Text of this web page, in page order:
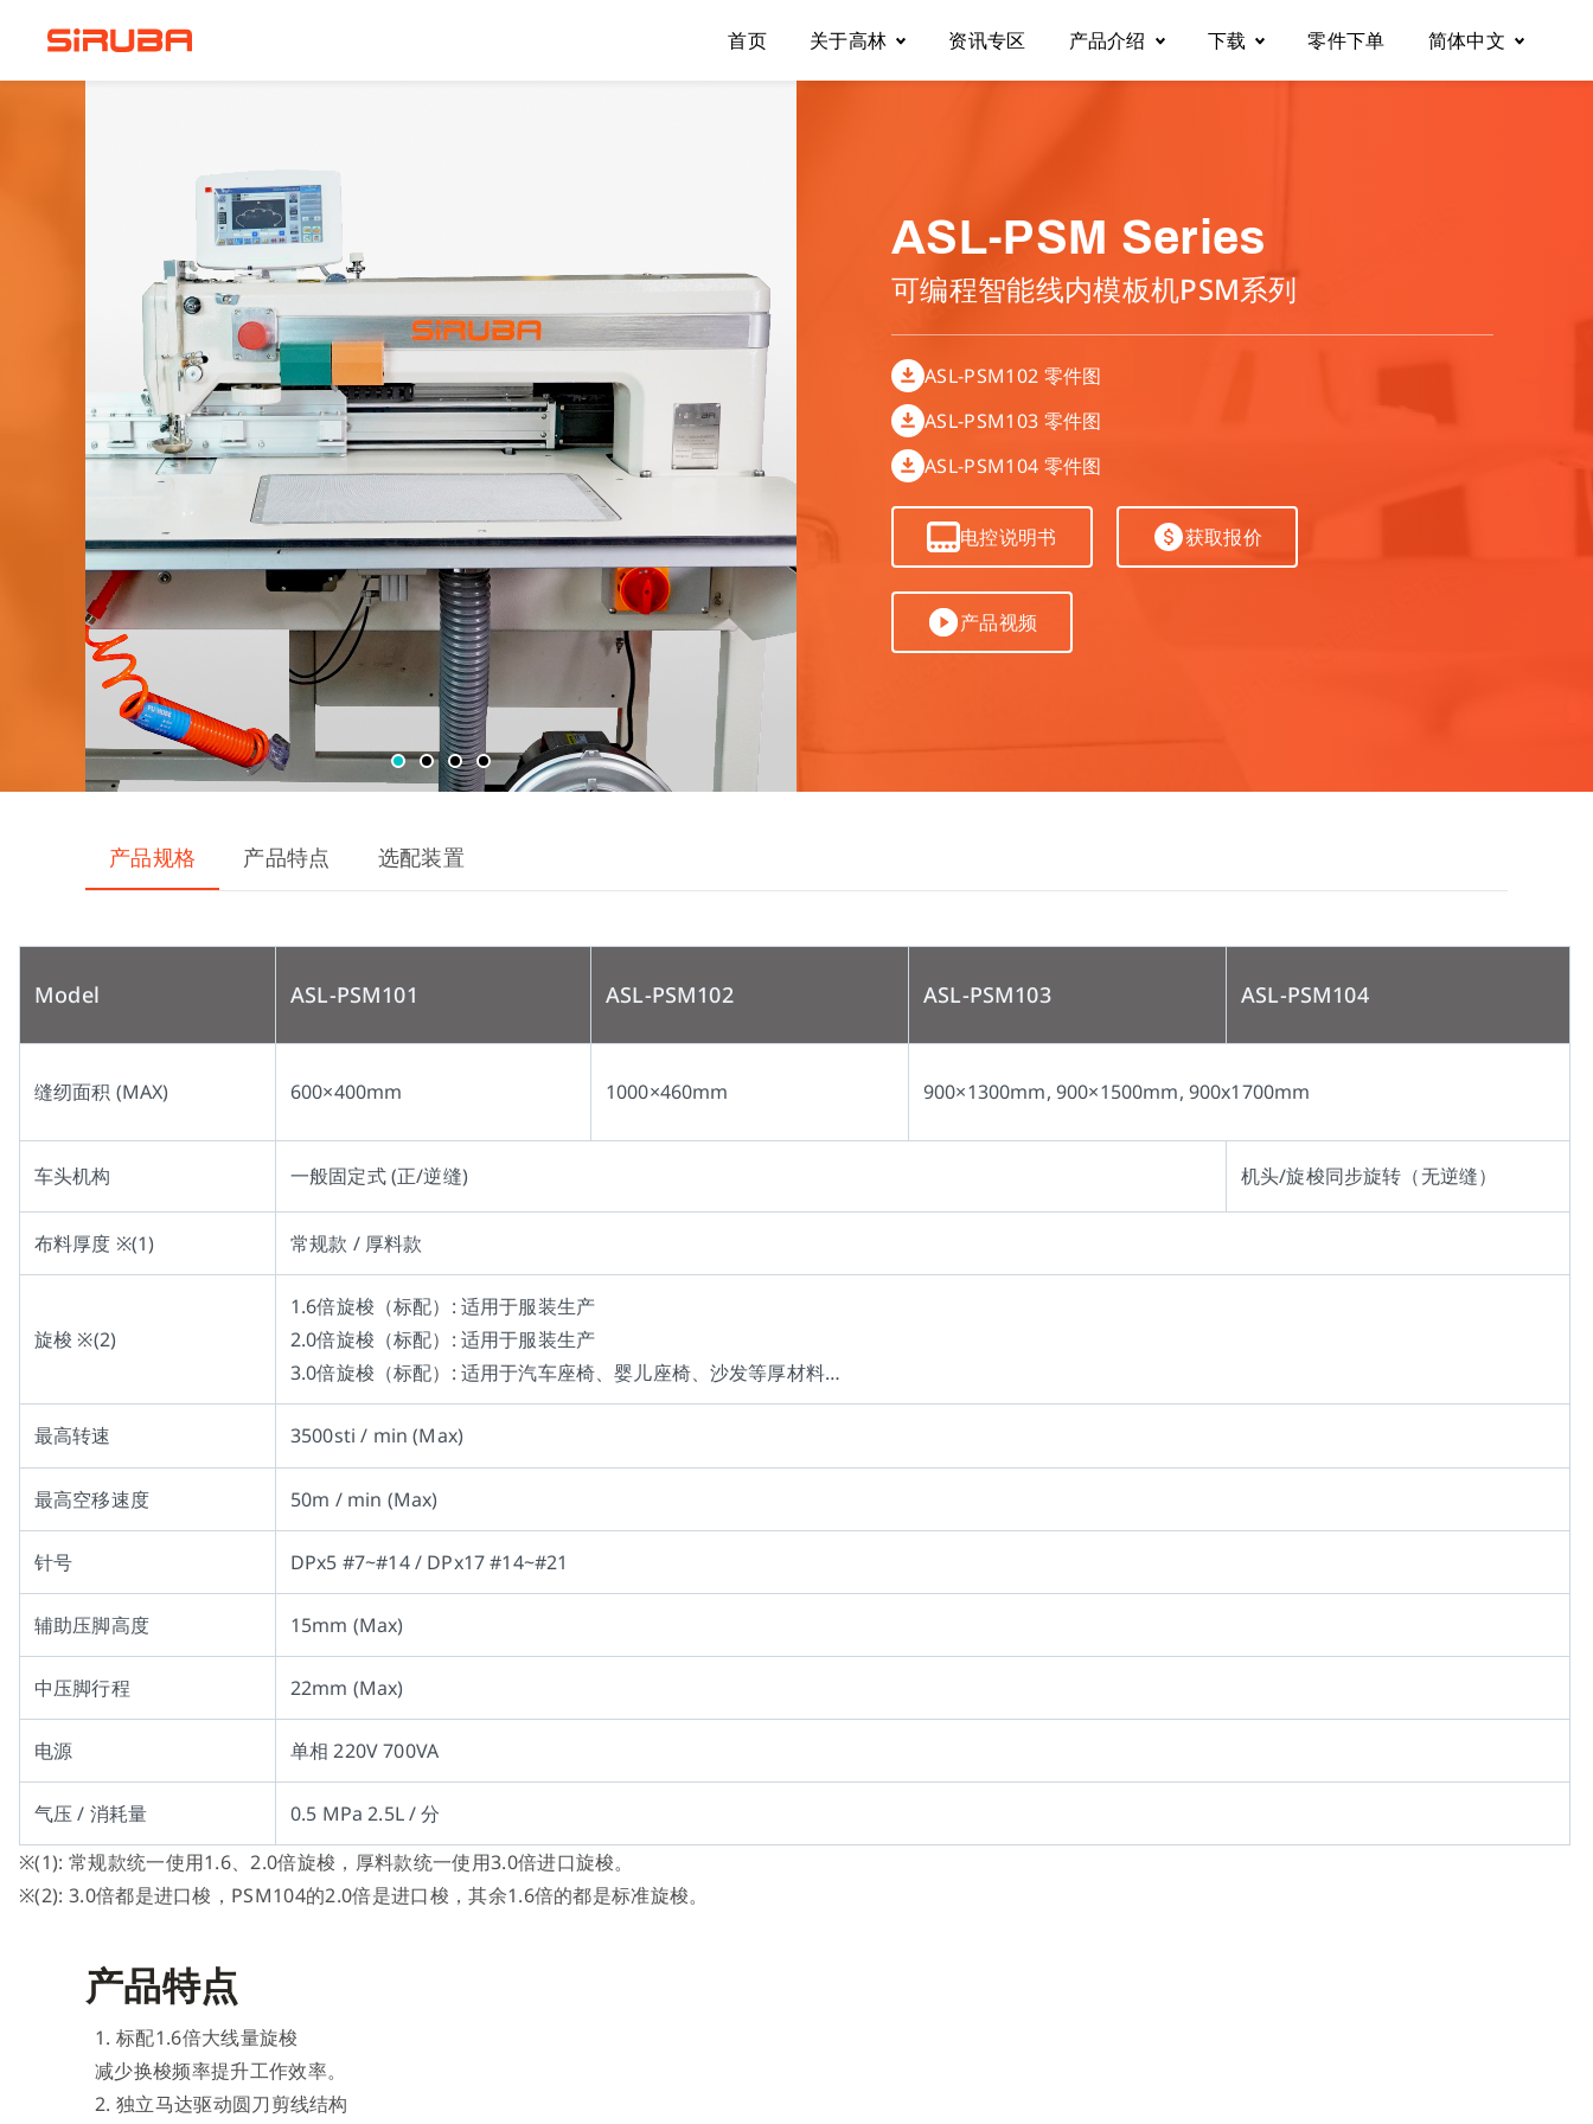
首页 关于高林
联系我们
资讯专区 产品介绍
绷缝机
多针链缝机
平缝机
下载
电控说明书
零件下单 简体中文
ASL-PSM Series
可编程智能线内模板机PSM系列
ASL-PSM102 零件图
ASL-PSM103 零件图
ASL-PSM104 零件图
电控说明书 获取报价
产品视频
产品规格 产品特点 选配装置
Model ASL-PSM101 ASL-PSM102 ASL-PSM103 ASL-PSM104
缝纫面积 (MAX) 600×400mm 1000×460mm 900×1300mm, 900×1500mm, 900x1700mm
车头机构 一般固定式 (正/逆缝) 机头/旋梭同步旋转（无逆缝）
布料厚度 ※(1) 常规款 / 厚料款
旋梭 ※(2)
1.6倍旋梭（标配）: 适用于服装生产
2.0倍旋梭（标配）: 适用于服装生产
3.0倍旋梭（标配）: 适用于汽车座椅、婴儿座椅、沙发等厚材料…
最高转速 3500sti / min (Max)
最高空移速度 50m / min (Max)
针号 DPx5 #7~#14 / DPx17 #14~#21
辅助压脚高度 15mm (Max)
中压脚行程 22mm (Max)
电源 单相 220V 700VA
气压 / 消耗量
0.5 MPa 2.5L / 分
※(1): 常规款统一使用1.6、2.0倍旋梭，厚料款统一使用3.0倍进口旋梭。
※(2): 3.0倍都是进口梭，PSM104的2.0倍是进口梭，其余1.6倍的都是标准旋梭。
产品特点
1. 标配1.6倍大线量旋梭
减少换梭频率提升工作效率。
2. 独立马达驱动圆刀剪线结构